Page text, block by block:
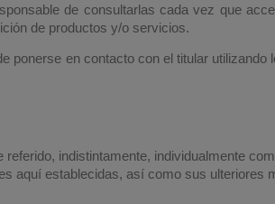
de consultarlas cada vez que
de productos y/o servicios.
en contacto con el titular
indistintamente, individualmente
aquí establecidas, así como sus ulteriores